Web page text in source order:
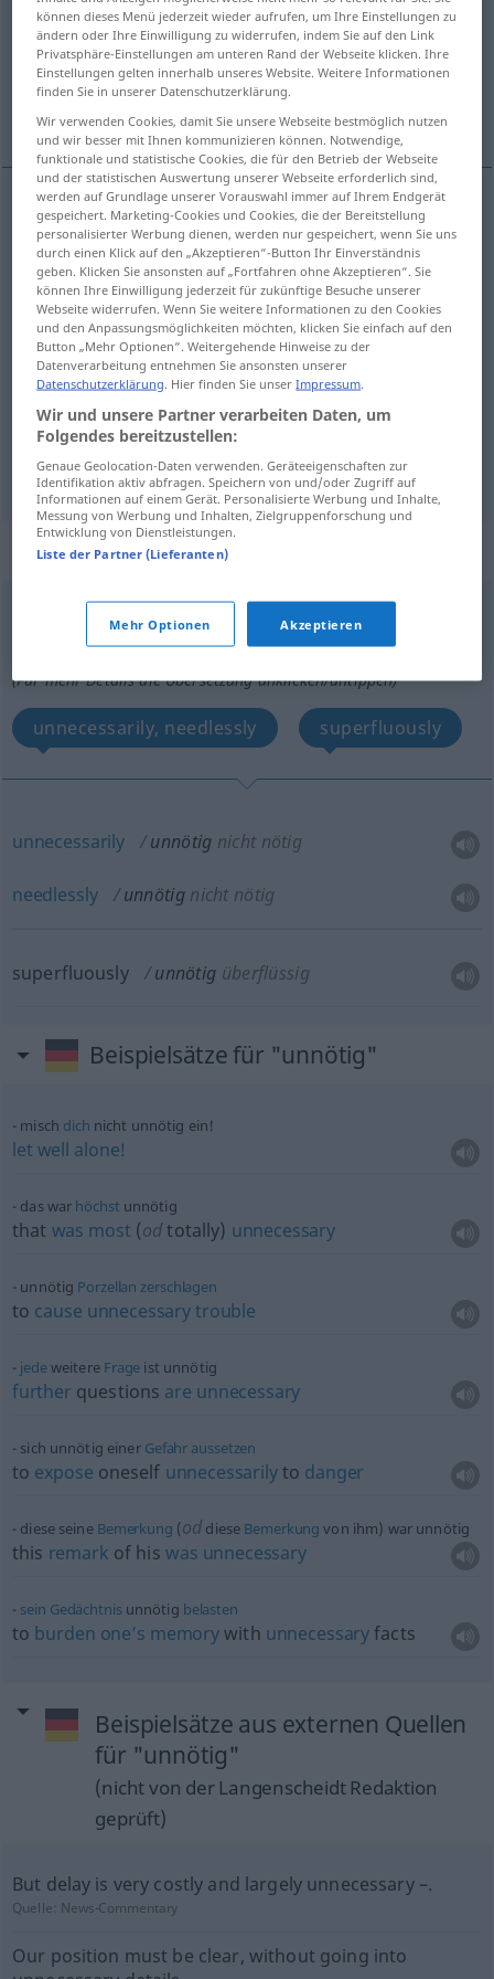
Übersicht aller Übersetzungen
(Für mehr Details die Übersetzung anklicken/antippen)
unnecessary, needless superfluous
unnecessary unnötigGeldausgaben, Sorgen,
Maßnahmen etc
needless unnötigGeldausgaben, Sorgen,
Maßnahmen etc
superfluous unnötigüberflüssig
„unnötig“: Adverb
adv
Übersicht aller Übersetzungen
(Für mehr Details die Übersetzung anklicken/antippen)
unnecessarily, needlessly superfluously
unnecessarily unnötig nicht nötig
needlessly unnötig nicht nötig
superfluously unnötig überflüssig
Beispielsätze für "unnötig"
misch dich nicht unnötig ein!
let well alone!
das war höchst unnötig
that was most (odtotally) unnecessary
unnötig Porzellan zerschlagen
to cause unnecessarytrouble
jedeweitere Frage ist unnötig
further questions are unnecessary
sich unnötig einer Gefahr aussetzen
to expose oneself unnecessarilyto danger
diese seine Bemerkung (od diese Bemerkung von ihm) war unnötig
this remark of his was unnecessary
sein Gedächtnisunnötig belasten
to burden one’s memorywith unnecessaryfacts
Beispielsätze aus externen Quellen
für "unnötig"
(nicht von der Langenscheidt Redaktion
geprüft)
But delay is very costly and largely unnecessary –.
Quelle: News-Commentary
Our position must be clear, without going into
können dieses Menü jederzeit wieder aufrufen, um Ihre Einstellungen zu
ändern oder Ihre Einwilligung zu widerrufen, indem Sie auf den Link
Privatsphäre-Einstellungen am unteren Rand der Webseite klicken. Ihre
Einstellungen gelten innerhalb unseres Website. Weitere Informationen
finden Sie in unserer Datenschutzerklärung.
Wir verwenden Cookies, damit Sie unsere Webseite bestmöglich nutzen
und wir besser mit Ihnen kommunizieren können. Notwendige,
funktionale und statistische Cookies, die für den Betrieb der Webseite
und der statistischen Auswertung unserer Webseite erforderlich sind,
werden auf Grundlage unserer Vorauswahl immer auf Ihrem Endgerät
gespeichert. Marketing-Cookies und Cookies, die der Bereitstellung
personalisierter Werbung dienen, werden nur gespeichert, wenn Sie uns
durch einen Klick auf den „Akzeptieren“-Button Ihr Einverständnis
geben. Klicken Sie ansonsten auf „Fortfahren ohne Akzeptieren“. Sie
können Ihre Einwilligung jederzeit für zukünftige Besuche unserer
Webseite widerrufen. Wenn Sie weitere Informationen zu den Cookies
und den Anpassungsmöglichkeiten möchten, klicken Sie einfach auf den
Button „Mehr Optionen“. Weitergehende Hinweise zu der
Datenverarbeitung entnehmen Sie ansonsten unserer
Datenschutzerklärung. Hier finden Sie unserImpressum.
Wir und unsere Partner verarbeiten Daten, um
Folgendes bereitzustellen:
Genaue Geolocation-Daten verwenden. Geräteeigenschaften zur
Identifikation aktiv abfragen. Speichern von und/oder Zugriff auf
Informationen auf einem Gerät. Personalisierte Werbung und Inhalte,
Messung von Werbung und Inhalten, Zielgruppenforschung und
Entwicklung von Dienstleistungen.
Liste der Partner (Lieferanten)
Mehr Optionen Akzeptieren